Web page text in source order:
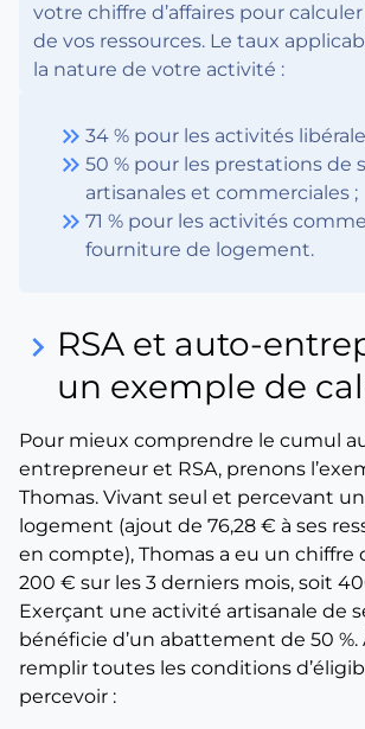
votre chiffre d’affaires pour
de vos ressources. Le taux
la nature de votre activité :
keyboard_double_arrow_right 34 % pour les activités
keyboard_double_arrow_right 50 % pour les prestations de
artisanales et commerciales ;
keyboard_double_arrow_right 71 % pour les activités
fourniture de logement.
keyboard_arrow_right RSA et auto-
un exemple de
Pour mieux comprendre le cumul
entrepreneur et RSA, prenons
Thomas. Vivant seul et percevant
logement (ajout de 76,28 € à ses
en compte), Thomas a eu un chiffre
200 € sur les 3 derniers mois, soit
Exerçant une activité artisanale de
bénéficie d’un abattement de 50
remplir toutes les conditions
percevoir :